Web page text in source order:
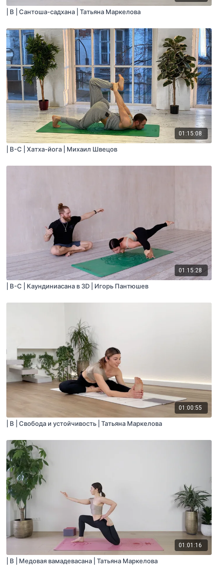
| B | Сантоша-садхана | Татьяна Маркелова
01:15:08
| B-C | Хатха-йога | Михаил Швецов
01:15:28
| B-C | Каундиниасана в 3D | Игорь Пантюшев
01:00:55
| B | Свобода и устойчивость | Татьяна Маркелова
01:01:16
| B | Медовая вамадевасана | Татьяна Маркелова